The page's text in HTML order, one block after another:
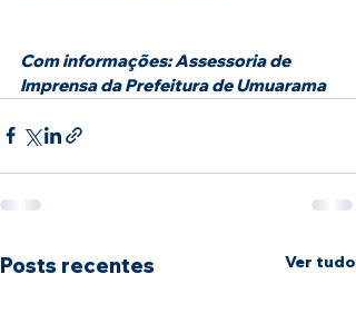
Com informações: Assessoria de
Imprensa da Prefeitura de Umuarama
Posts recentes Ver tudo